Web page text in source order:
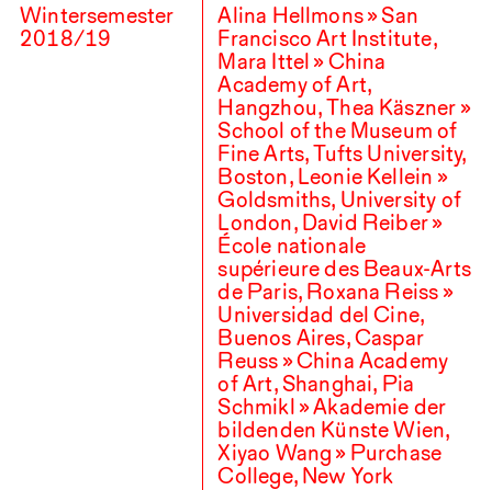
Wintersemester
2018/19
Alina Hellmons » San
Francisco Art Institute,
Mara Ittel » China
Academy of Art,
Hangzhou, Thea Käszner »
School of the Museum of
Fine Arts, Tufts University,
Boston, Leonie Kellein »
Goldsmiths, University of
London, David Reiber »
École nationale
supérieure des Beaux-Arts
de Paris, Roxana Reiss »
Universidad del Cine,
Buenos Aires, Caspar
Reuss » China Academy
of Art, Shanghai, Pia
Schmikl » Akademie der
bildenden Künste Wien,
Xiyao Wang » Purchase
College, New York